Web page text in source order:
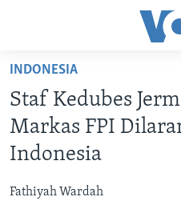
Akses
Lanjut
ke
Konten
Utama
ke
BERANDA
DUNIA
VIDEO
DAFTAR PROGRAM
INDONESIA
Staf Kedubes
Markas FPI
Indonesia
Fathiyah Wardah